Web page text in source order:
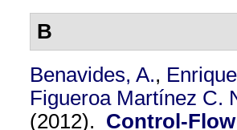
B
Benavides, A.,
Figueroa Martínez C.
(2012). Control-